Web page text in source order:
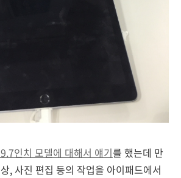
인치 모델에 대해서 얘기를 했는데 만
, 사진 편집 등의 작업을 아이패드에서